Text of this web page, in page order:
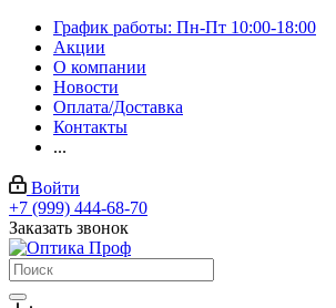
График работы: Пн-Пт 10:00-18:00
Акции
О компании
Новости
Оплата/Доставка
Контакты
...
Войти
+7 (999) 444-68-70
Заказать звонок